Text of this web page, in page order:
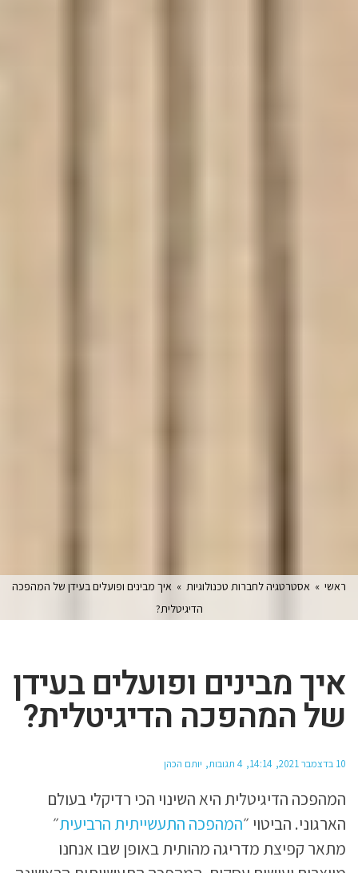
ראשי » אסטרטגיה לחברות טכנולוגיות » איך מבינים ופועלים בעידן של המהפכה
הדיגיטלית?
איך מבינים ופועלים בעידן
של המהפכה הדיגיטלית?
10 בדצמבר 2021 14:14 4 תגובות יותם הכהן
המהפכה הדיגיטלית היא השינוי הכי רדיקלי בעולם
הארגוני. הביטוי ״המהפכה התעשייתית הרביעית״
מתאר קפיצת מדריגה מהותית באופן שבו אנחנו